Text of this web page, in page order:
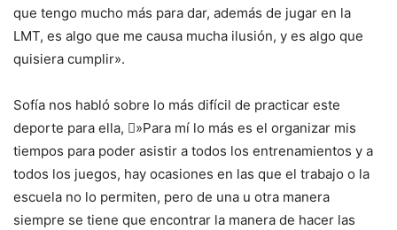
que tengo mucho más para dar, además de jugar en la
LMT, es algo que me causa mucha ilusión, y es algo que
quisiera cumplir».
Sofía nos habló sobre lo más difícil de practicar este
deporte para ella, ️»Para mí lo más es el organizar mis
tiempos para poder asistir a todos los entrenamientos y a
todos los juegos, hay ocasiones en las que el trabajo o la
escuela no lo permiten, pero de una u otra manera
siempre se tiene que encontrar la manera de hacer las